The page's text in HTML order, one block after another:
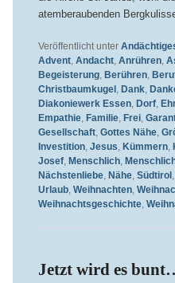
atemberaubenden
Veröffentlicht unter
Advent, Andacht, Anrühren,
Begeisterung, Berühren,
Christbaumkugel, Dank,
Diakoniewerk Essen, Dorf,
Empathie, Familie, Frei,
Gesellschaft, Gottes Nähe,
Investition, Jesus Kümmern,
Josef, Menschlich,
Nächstenliebe, Nähe, Südtirol,
Urlaub, Weihnachten,
Weihnachtsgeschichte,
Jetzt wird es